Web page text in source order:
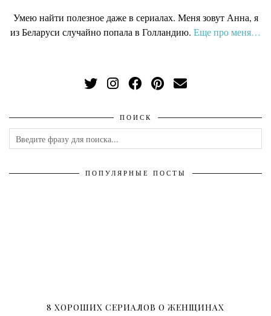
Умею найти полезное даже в сериалах. Меня зовут Анна, я
из Беларуси случайно попала в Голландию. Еще про меня…
ПОИСК
ПОПУЛЯРНЫЕ ПОСТЫ
8 ХОРОШИХ СЕРИАЛОВ О ЖЕНЩИНАХ